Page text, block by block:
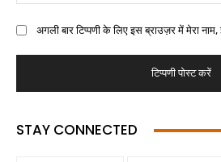
अगली बार टिप्पणी के लिए इस ब्राउज़र में मेरा
STAY CONNECTED